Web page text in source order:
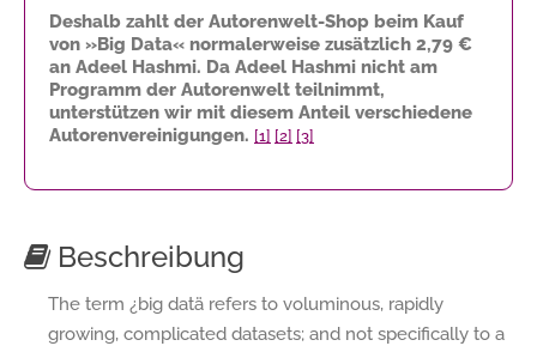
Deshalb zahlt der Autorenwelt-Shop beim Kauf
von »Big Data« normalerweise zusätzlich 2,79 €
an Adeel Hashmi. Da Adeel Hashmi nicht am
Programm der Autorenwelt teilnimmt,
unterstützen wir mit diesem Anteil verschiedene
Autorenvereinigungen. [1] [2] [3]
Beschreibung
The term ¿big datä refers to voluminous, rapidly
growing, complicated datasets; and not specifically to a